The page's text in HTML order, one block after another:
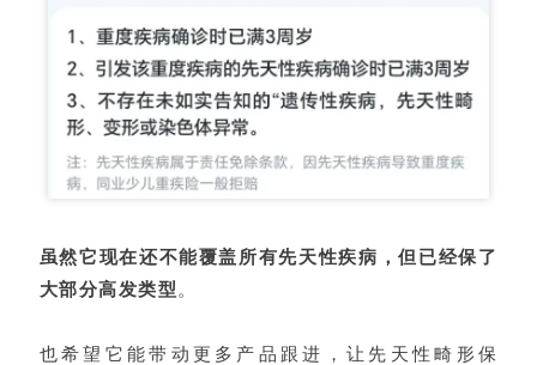
虽然它现在还不能覆盖所有先天性疾病，但已经保了
大部分高发类型 。
也希望它能带动更多产品跟进，让先天性畸形保